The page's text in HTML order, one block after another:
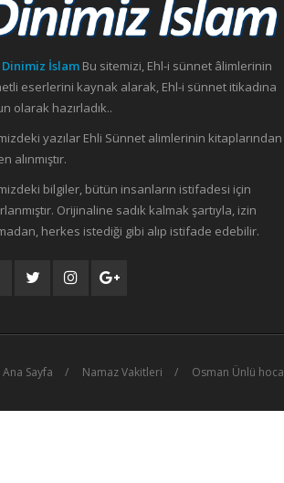
Dinimiz İslam Bu sitemizi, Ehl-i sünnet âlimlerinin
eserlerini kaynak alarak, Ehl-i sünnet itikadına
olarak hazırladık..
yazılar Ehli Sünnet alimlerinin kitaplarından
alınmıştır.
bilgiler, bütün insanların istifadesi için
Orijinaline sadık kalmak şartıyla, izin
herkes istediği gibi alıp istifade edebilir.
Ana Sayfa Namaz Vakitleri Osman Ünlü hoca